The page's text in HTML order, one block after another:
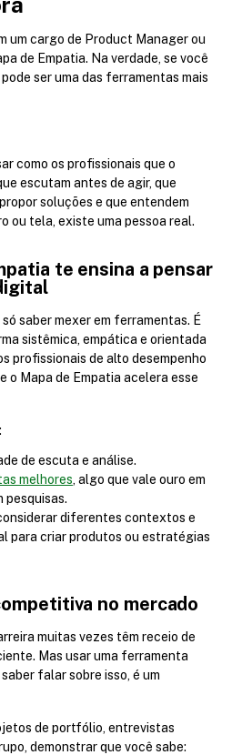
um cargo de Product Manager ou
de Empatia. Na verdade, se você
ser uma das ferramentas mais
como os profissionais que o
escutam antes de agir, que
soluções e que entendem
ou tela, existe uma pessoa real.
te ensina a pensar
saber mexer em ferramentas. É
sistêmica, empática e orientada
profissionais de alto desempenho
o Mapa de Empatia acelera esse
de escuta e análise.
melhores, algo que vale ouro em
pesquisas.
diferentes contextos e
para criar produtos ou estratégias
no mercado
muitas vezes têm receio de
Mas usar uma ferramenta
falar sobre isso, é um
de portfólio, entrevistas
demonstrar que você sabe: